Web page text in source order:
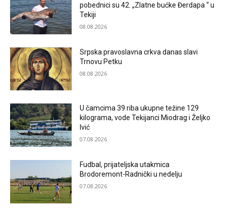
pobednici su 42. „Zlatne bućke Đerdapa “ u
Tekiji
08.08.2026
Srpska pravoslavna crkva danas slavi
Trnovu Petku
08.08.2026
U čamcima 39 riba ukupne težine 129
kilograma, vode Tekijanci Miodrag i Željko
Ivić
07.08.2026
Fudbal, prijateljska utakmica
Brodoremont-Radnički u nedelju
07.08.2026